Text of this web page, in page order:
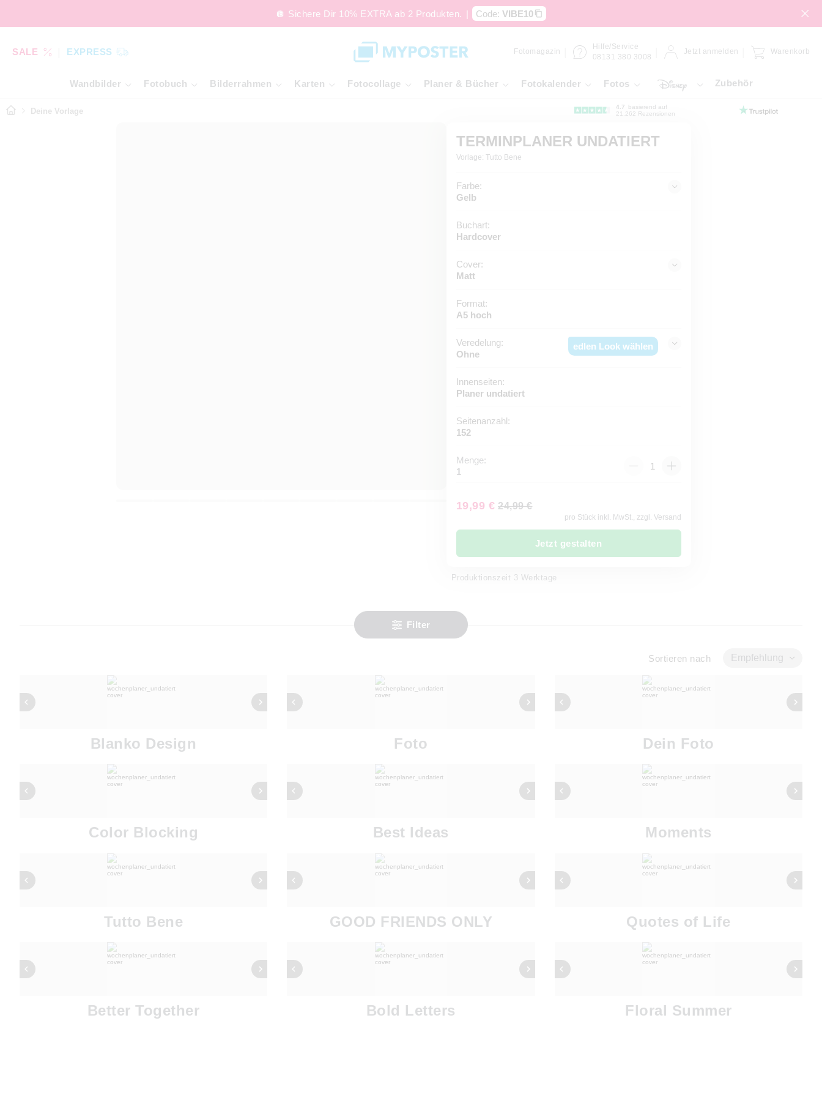
🪩 Sichere Dir 10% EXTRA ab 2 Produkten. | Code: VIBE10
SALE EXPRESS Fotomagazin
Hilfe/Service
08131 380 3008
Jetzt anmelden Warenkorb
Wandbilder Fotobuch Bilderrahmen Karten Fotocollage Planer & Bücher Fotokalender Fotos Zubehör
Deine Vorlage 4.7
basierend auf
21.262 Rezensionen
TERMINPLANER UNDATIERT
Vorlage: Tutto Bene
Farbe:
Gelb
Buchart:
Hardcover
Cover:
Matt
Format:
A5 hoch
Veredelung:
Ohne
edlen Look wählen
Innenseiten:
Planer undatiert
Seitenanzahl:
152
Menge:
1
19,99 € 24,99 €
pro Stück inkl. MwSt., zzgl. Versand
Jetzt gestalten
Produktionszeit 3 Werktage
Filter
Sortieren nach Empfehlung
Blanko Design Foto Dein Foto
Color Blocking Best Ideas Moments
Tutto Bene GOOD FRIENDS ONLY Quotes of Life
Better Together Bold Letters Floral Summer